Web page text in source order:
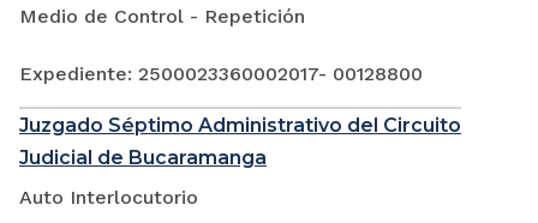
Medio de Control - Repetición
Expediente: 2500023360002017- 00128800
Juzgado Séptimo Administrativo del Circuito
Judicial de Bucaramanga
Auto Interlocutorio